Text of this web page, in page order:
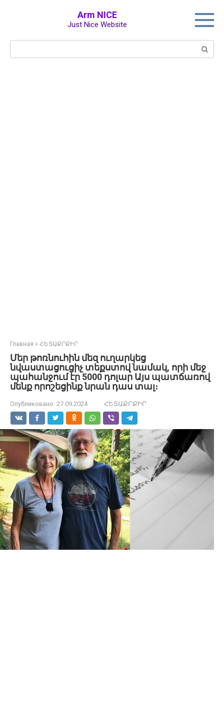
Arm NICE
Just Nice Website
Главная » ՀԵՏԱՔՐՔԻՐ
Մեր թոռնուհին մեզ ուղարկեց
նվաստացուցիչ տեքստով նամակ, որի մեջ
պահանջում էր 5000 դոլար Այս պատճառով
մենք որոշեցինք նրան դաս տալ։
Опубликовано: 27.09.2024 ՀԵՏԱՔՐՔԻՐ